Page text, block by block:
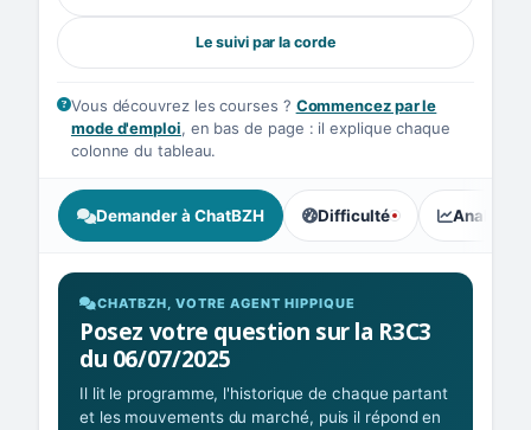
Le suivi par la corde
Vous découvrez les courses ? Commencez par le
mode d'emploi, en bas de page : il explique chaque
colonne du tableau.
Demander à ChatBZH Difficulté
, tendance des parieurs :
Analyse
CHATBZH, VOTRE AGENT HIPPIQUE
Posez votre question sur la R3C3
du 06/07/2025
Il lit le programme, l'historique de chaque partant
et les mouvements du marché, puis il répond en